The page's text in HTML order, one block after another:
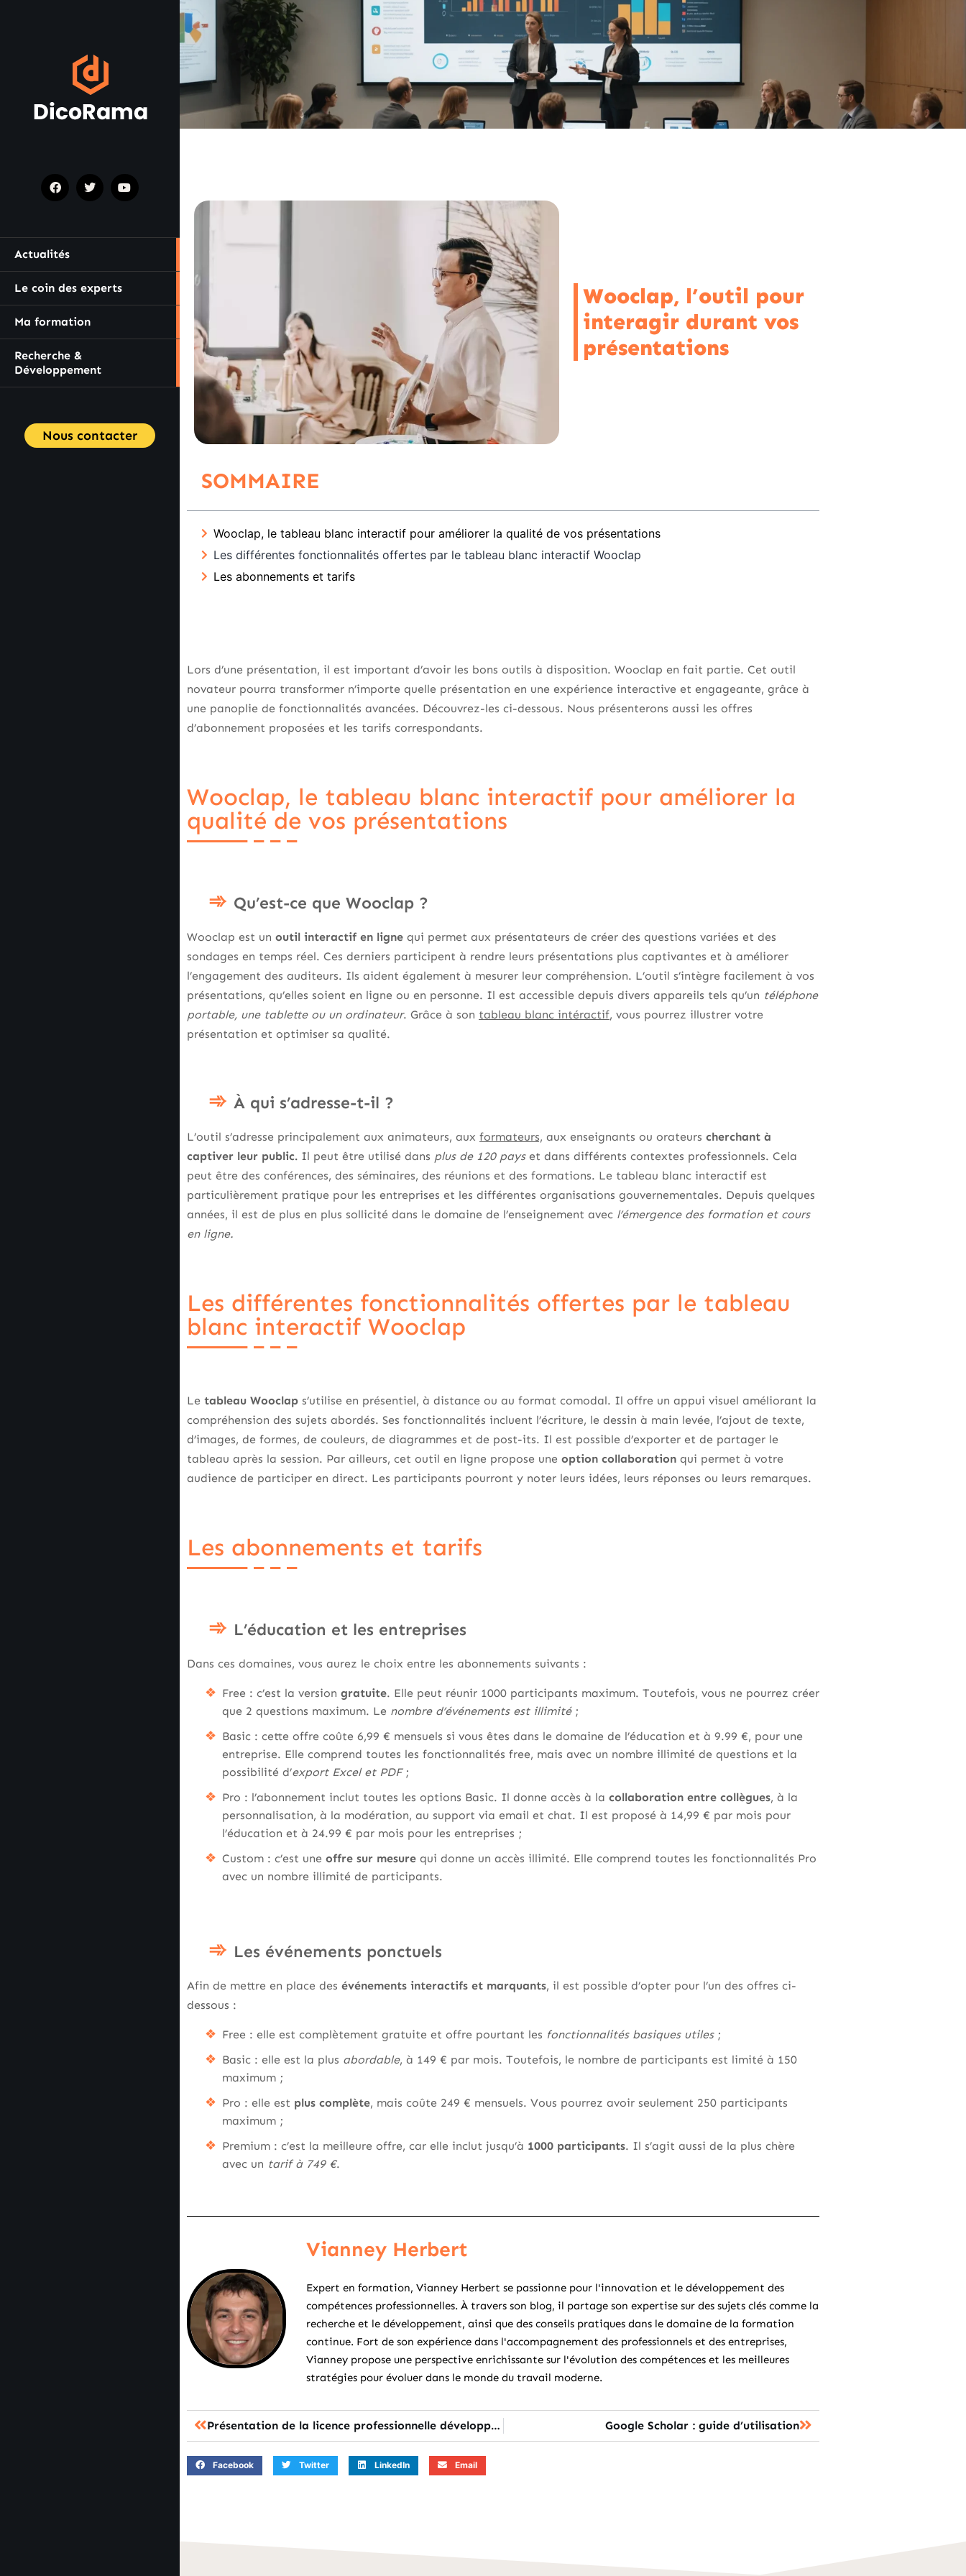
Actualités
Le coin des experts
Ma formation
Recherche &
Développement
Nous contacter
Wooclap, l’outil pour
interagir durant vos
présentations
SOMMAIRE
Wooclap, le tableau blanc interactif pour améliorer la qualité de vos présentations
Les différentes fonctionnalités offertes par le tableau blanc interactif Wooclap
Les abonnements et tarifs
Lors d’une présentation, il est important d’avoir les bons outils à disposition. Wooclap en fait partie. Cet outil
novateur pourra transformer n’importe quelle présentation en une expérience interactive et engageante, grâce à
une panoplie de fonctionnalités avancées. Découvrez-les ci-dessous. Nous présenterons aussi les offres
d’abonnement proposées et les tarifs correspondants.
Wooclap, le tableau blanc interactif pour améliorer la
qualité de vos présentations
Qu’est-ce que Wooclap ?
Wooclap est un outil interactif en ligne qui permet aux présentateurs de créer des questions variées et des
sondages en temps réel. Ces derniers participent à rendre leurs présentations plus captivantes et à améliorer
l’engagement des auditeurs. Ils aident également à mesurer leur compréhension. L’outil s’intègre facilement à vos
présentations, qu’elles soient en ligne ou en personne. Il est accessible depuis divers appareils tels qu’un téléphone
portable, une tablette ou un ordinateur. Grâce à son tableau blanc intéractif, vous pourrez illustrer votre
présentation et optimiser sa qualité.
À qui s’adresse-t-il ?
L’outil s’adresse principalement aux animateurs, aux formateurs, aux enseignants ou orateurs cherchant à
captiver leur public. Il peut être utilisé dans plus de 120 payset dans différents contextes professionnels. Cela
peut être des conférences, des séminaires, des réunions et des formations. Le tableau blanc interactif est
particulièrement pratique pour les entreprises et les différentes organisations gouvernementales. Depuis quelques
années, il est de plus en plus sollicité dans le domaine de l’enseignement avec l’émergence des formation et cours
en ligne.
Les différentes fonctionnalités offertes par le tableau
blanc interactif Wooclap
Le tableau Wooclap s’utilise en présentiel, à distance ou au format comodal. Il offre un appui visuel améliorant la
compréhension des sujets abordés. Ses fonctionnalités incluent l’écriture, le dessin à main levée, l’ajout de texte,
d’images, de formes, de couleurs, de diagrammes et de post-its. Il est possible d’exporter et de partager le
tableau après la session. Par ailleurs, cet outil en ligne propose une option collaboration qui permet à votre
audience de participer en direct. Les participants pourront y noter leurs idées, leurs réponses ou leurs remarques.
Les abonnements et tarifs
L’éducation et les entreprises
Dans ces domaines, vous aurez le choix entre les abonnements suivants :
Free : c’est la version gratuite. Elle peut réunir 1000 participants maximum. Toutefois, vous ne pourrez créer
que 2 questions maximum. Le nombre d’événements est illimité;
Basic : cette offre coûte 6,99 € mensuels si vous êtes dans le domaine de l’éducation et à 9.99 €, pour une
entreprise. Elle comprend toutes les fonctionnalités free, mais avec un nombre illimité de questions et la
possibilité d’export Excel et PDF;
Pro : l’abonnement inclut toutes les options Basic. Il donne accès à la collaboration entre collègues, à la
personnalisation, à la modération, au support via email et chat. Il est proposé à 14,99 € par mois pour
l’éducation et à 24.99 € par mois pour les entreprises ;
Custom : c’est une offre sur mesure qui donne un accès illimité. Elle comprend toutes les fonctionnalités Pro
avec un nombre illimité de participants.
Les événements ponctuels
Afin de mettre en place des événements interactifs et marquants, il est possible d’opter pour l’un des offres ci-
dessous :
Free : elle est complètement gratuite et offre pourtant les fonctionnalités basiques utiles;
Basic : elle est la plus abordable, à 149 € par mois. Toutefois, le nombre de participants est limité à 150
maximum ;
Pro : elle est plus complète, mais coûte 249 € mensuels. Vous pourrez avoir seulement 250 participants
maximum ;
Premium : c’est la meilleure offre, car elle inclut jusqu’à 1000 participants. Il s’agit aussi de la plus chère
avec un tarif à 749 €.
Vianney Herbert
Expert en formation, Vianney Herbert se passionne pour l'innovation et le développement des
compétences professionnelles. À travers son blog, il partage son expertise sur des sujets clés comme la
recherche et le développement, ainsi que des conseils pratiques dans le domaine de la formation
continue. Fort de son expérience dans l'accompagnement des professionnels et des entreprises,
Vianney propose une perspective enrichissante sur l'évolution des compétences et les meilleures
stratégies pour évoluer dans le monde du travail moderne.
Présentation de la licence professionnelle développement informatique Google Scholar : guide d’utilisation
Facebook Twitter LinkedIn Email